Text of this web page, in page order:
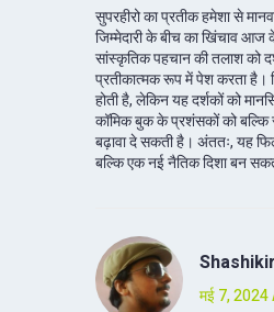
सुपरहीरो का प्रतीक हमेशा से
जिम्मेदारी के बीच का खिंचाव
सांस्कृतिक पहचान की तलाश को
प्रतीकात्मक रूप में पेश करता है।
होती है, लेकिन यह दर्शकों को
कॉमिक बुक के प्रशंसकों को बल्कि
बढ़ावा दे सकती है। अंततः, यह
बल्कि एक नई नैतिक दिशा बन
मई 7,